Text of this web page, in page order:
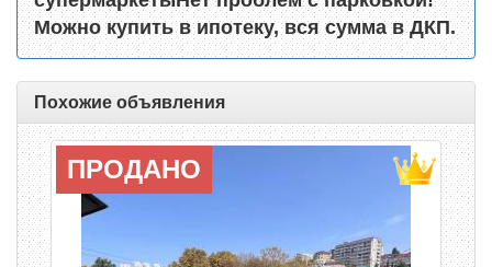
Можно купить в ипотеку, вся сумма в ДКП.
Похожие объявления
ПРОДАНО